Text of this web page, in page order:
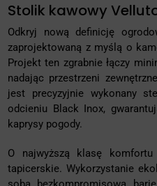
Stolik kawowy
Odkryj nową definicję
zaprojektowaną z myślą o
Projekt ten zgrabnie łączy
nadając przestrzeni
jest precyzyjnie wykonany
odcieniu Black Inox,
kaprysy pogody.
O najwyższą klasę komfortu
tapicerskie. Wykorzystanie